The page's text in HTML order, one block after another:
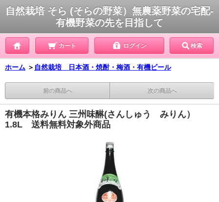
自然栽培 そら (そらの野菜）無農薬野菜の宅配-
有機野菜の先を目指して
カート ログイン 検索
ホーム ＞ 自然栽培 日本酒・焼酎・梅酒・有機ビール
前の商品へ 次の商品へ
有機本格みりん 三州味醂(さんしゅう みりん）
1.8L 送料無料対象外商品